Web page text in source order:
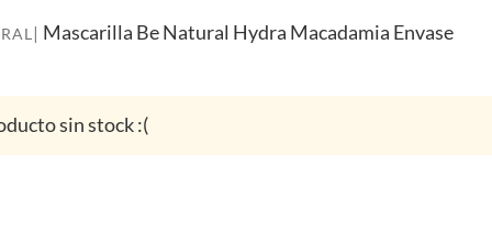
| Mascarilla Be Natural Hydra Macadamia Envase
sin stock :(